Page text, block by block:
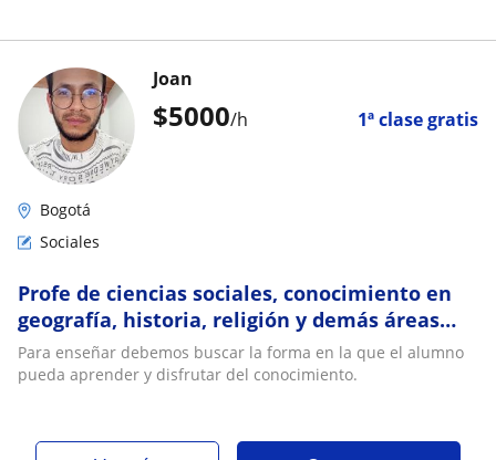
$5000/h 1ª clase gratis
Joan
Bogotá
Sociales
Profe de ciencias sociales, conocimiento en
geografía, historia, religión y demás áreas
sociales
Para enseñar debemos buscar la forma en la que el alumno
pueda aprender y disfrutar del conocimiento.